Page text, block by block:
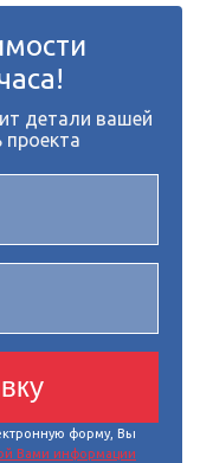
детали вашей
проекта
форму, Вы
Вами информации